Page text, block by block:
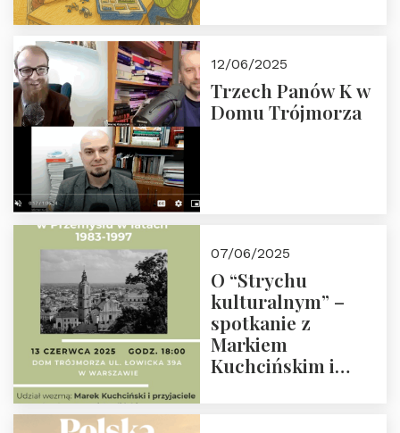
Fundacji
12/06/2025
Trzech Panów K w
Domu Trójmorza
07/06/2025
O “Strychu
kulturalnym” –
spotkanie z
Markiem
Kuchcińskim i